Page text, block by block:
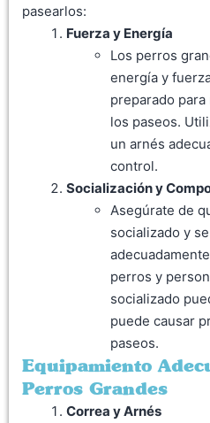
pasearlos:
Fuerza y Energía
Los perros
energía y
preparado
los paseos.
un arnés
control.
Socialización y
Asegúrate de
socializado y
perros y
socializado
puede causar
paseos.
Equipamiento
Perros Grandes
Correa y Arnés